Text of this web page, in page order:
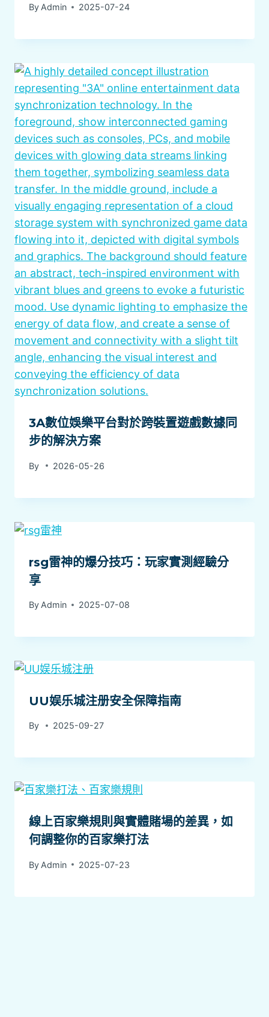
By Admin 2025-07-24
3A數位娛樂平台對於跨裝置遊戲數據同
步的解決方案
By 2026-05-26
rsg雷神的爆分技巧：玩家實測經驗分
享
By Admin 2025-07-08
UU娱乐城注册安全保障指南
By 2025-09-27
線上百家樂規則與實體賭場的差異，如
何調整你的百家樂打法
By Admin 2025-07-23